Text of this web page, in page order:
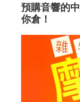
預購音響的
你倉！